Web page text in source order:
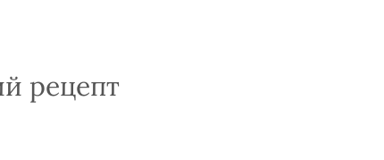
рецепт